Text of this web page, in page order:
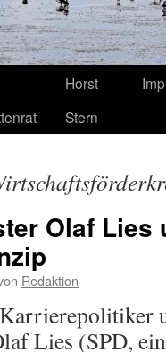
Horst
Stern
Olaf Lies
Redaktion
Lies (SPD,